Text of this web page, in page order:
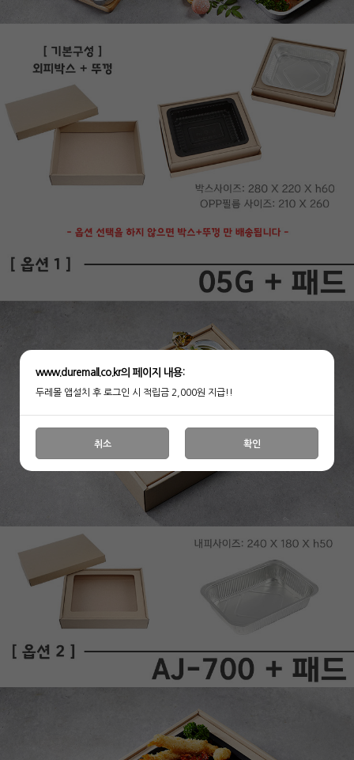
www.duremall.co.kr의 페이지 내용:
두레몰 앱설치 후 로그인 시 적립금 2,000원 지급!!
취소 확인